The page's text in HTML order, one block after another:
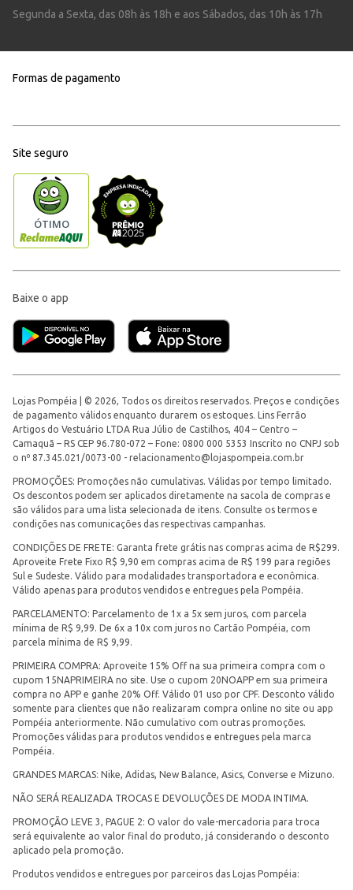
Segunda a Sexta, das 08h às 18h e aos Sábados, das 10h às 17h
Formas de pagamento
Site seguro
Baixe o app
Lojas Pompéia | © 2026, Todos os direitos reservados. Preços e condições
de pagamento válidos enquanto durarem os estoques. Lins Ferrão
Artigos do Vestuário LTDA Rua Júlio de Castilhos, 404 – Centro –
Camaquã – RS CEP 96.780-072 – Fone: 0800 000 5353 Inscrito no CNPJ sob
o nº 87.345.021/0073-00 - relacionamento@lojaspompeia.com.br
PROMOÇÕES: Promoções não cumulativas. Válidas por tempo limitado.
Os descontos podem ser aplicados diretamente na sacola de compras e
são válidos para uma lista selecionada de itens. Consulte os termos e
condições nas comunicações das respectivas campanhas.
CONDIÇÕES DE FRETE: Garanta frete grátis nas compras acima de R$299.
Aproveite Frete Fixo R$ 9,90 em compras acima de R$ 199 para regiões
Sul e Sudeste. Válido para modalidades transportadora e econômica.
Válido apenas para produtos vendidos e entregues pela Pompéia.
PARCELAMENTO: Parcelamento de 1x a 5x sem juros, com parcela
mínima de R$ 9,99. De 6x a 10x com juros no Cartão Pompéia, com
parcela mínima de R$ 9,99.
PRIMEIRA COMPRA: Aproveite 15% Off na sua primeira compra com o
cupom 15NAPRIMEIRA no site. Use o cupom 20NOAPP em sua primeira
compra no APP e ganhe 20% Off. Válido 01 uso por CPF. Desconto válido
somente para clientes que não realizaram compra online no site ou app
Pompéia anteriormente. Não cumulativo com outras promoções.
Promoções válidas para produtos vendidos e entregues pela marca
Pompéia.
GRANDES MARCAS: Nike, Adidas, New Balance, Asics, Converse e Mizuno.
NÃO SERÁ REALIZADA TROCAS E DEVOLUÇÕES DE MODA INTIMA.
PROMOÇÃO LEVE 3, PAGUE 2: O valor do vale-mercadoria para troca
será equivalente ao valor final do produto, já considerando o desconto
aplicado pela promoção.
Produtos vendidos e entregues por parceiros das Lojas Pompéia: